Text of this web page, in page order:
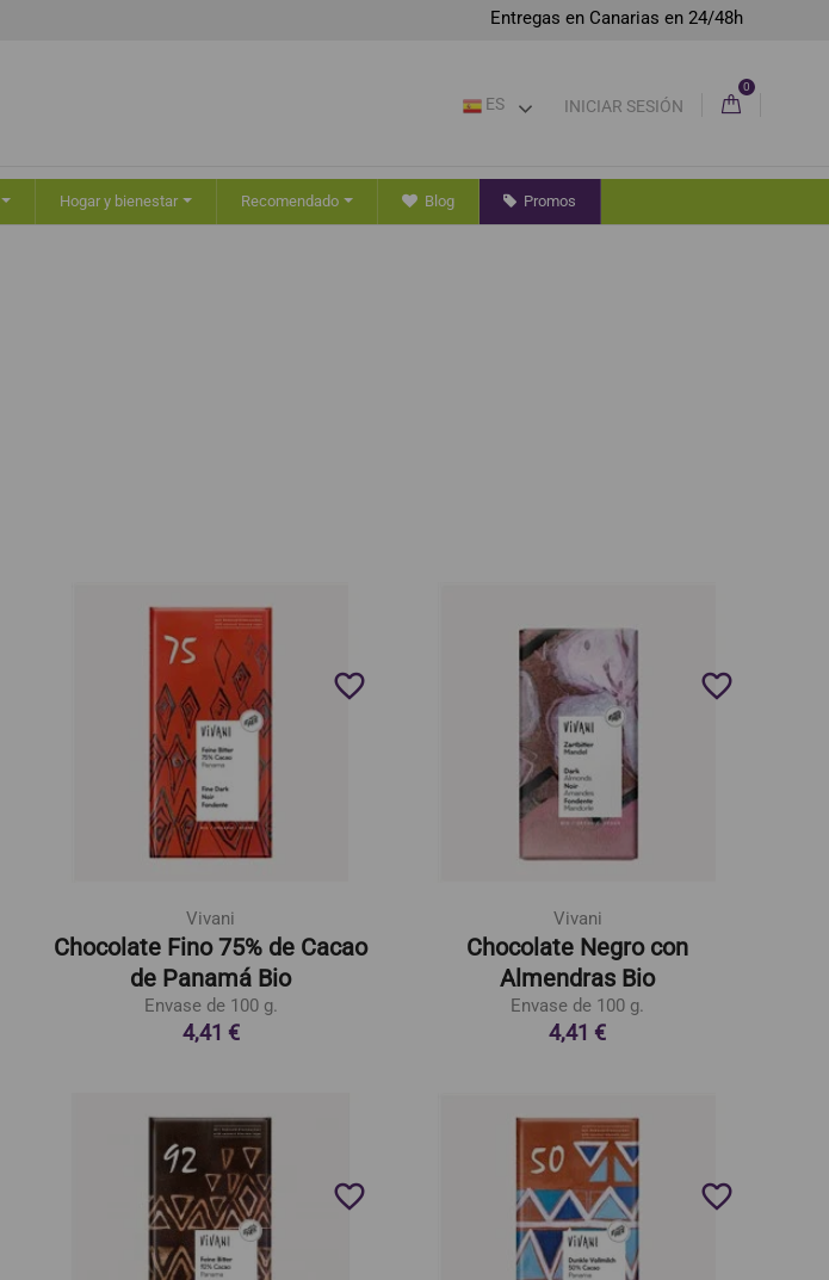
Entregas en Canarias en 24/48h
ES INICIAR SESIÓN
0
Hogar y bienestar Recomendado Blog Promos
Vivani
Chocolate Fino 75% de Cacao
de Panamá Bio
Envase de 100 g.
4,41 €
favorite_border
Vivani
Chocolate Negro con
Almendras Bio
Envase de 100 g.
4,41 €
favorite_border
favorite_border favorite_border